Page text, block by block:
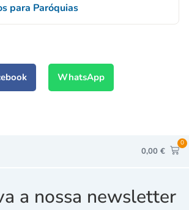
para Paróquias
WhatsApp
0,00 €
0
a nossa newsletter